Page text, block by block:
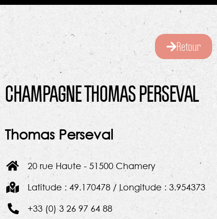
Retour
CHAMPAGNE THOMAS PERSEVAL
Thomas Perseval
20 rue Haute - 51500 Chamery
Latitude : 49.170478 / Longitude : 3.954373
+33 (0) 3 26 97 64 88